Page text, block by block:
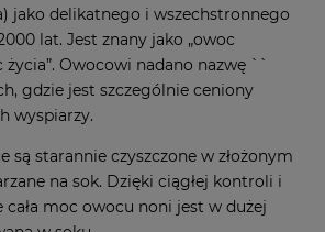
jako delikatnego i wszechstronnego
lat. Jest znany jako „owoc
życia”. Owocowi nadano nazwę ``
gdzie jest szczególnie ceniony
wyspiarzy.
są starannie czyszczone w złożonym
na sok. Dzięki ciągłej kontroli i
moc owocu noni jest w dużej